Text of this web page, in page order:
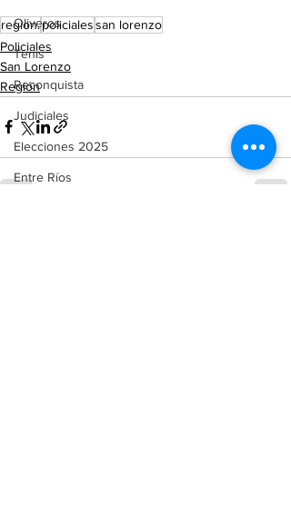
Oliveros
Tenis
Reconquista
Judiciales
Elecciones 2025
Entre Ríos
region.policialessan lorenzo
Policiales
San Lorenzo
Región